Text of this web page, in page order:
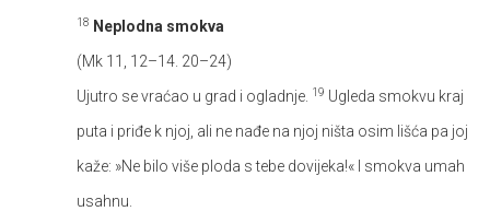
18 Neplodna smokva
(Mk 11, 12–14. 20–24)
Ujutro se vraćao u grad i ogladnje. 19 Ugleda smokvu kraj
puta i priđe k njoj, ali ne nađe na njoj ništa osim lišća pa joj
kaže: »Ne bilo više ploda s tebe dovijeka!« I smokva umah
usahnu.